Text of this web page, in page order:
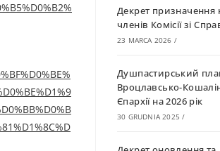
Декрет призначення
членів Комісії зі
23 MARCA 2026 /
Душпастирський
Вроцлавсько-
Єпархії на 2026 рік
30 GRUDNIA 2025 /